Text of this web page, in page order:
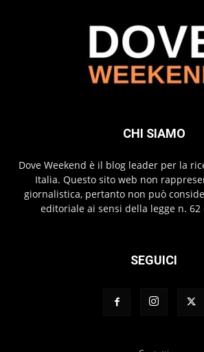
CHI SIAMO
Dove Weekend è il blog leader per la
Italia. Questo sito web non
giornalistica, pertanto non può
editoriale ai sensi della legge n. 62
SEGUICI